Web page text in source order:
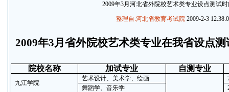
2009年3月河北省外院校艺术类专业设点测试
整理自:河北省教育考试院 2009-2-3
2009年3月省外院校艺术类专业在我省设点
院校名称 加试专业 自测专业
九江学院
艺术设计、美术学、绘画
舞蹈学、音乐学